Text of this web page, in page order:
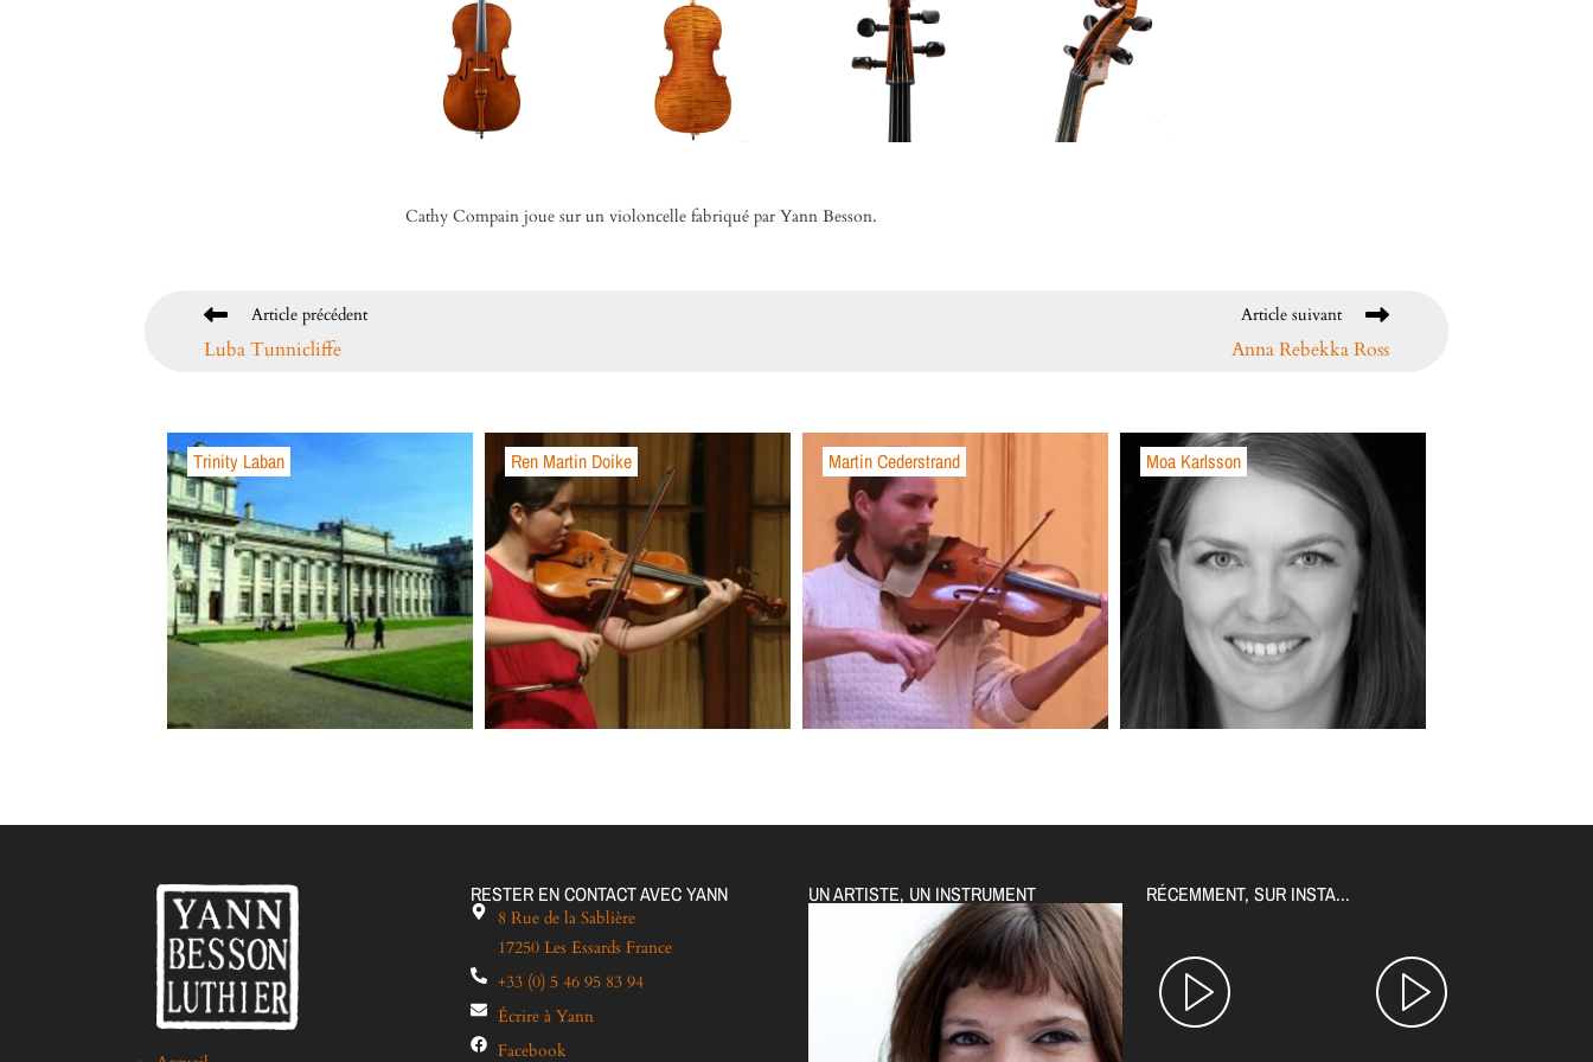
Cathy Compain joue sur un violoncelle fabriqué par Yann Besson.
Article précédent
Luba Tunnicliffe
Article suivant
Anna Rebekka Ross
Trinity Laban Ren Martin Doike Martin Cederstrand Moa Karlsson
RESTER EN CONTACT AVEC YANN
8 Rue de la Sablière
17250 Les Essards France
+33 (0) 5 46 95 83 94
Écrire à Yann
Facebook
UN ARTISTE, UN INSTRUMENT RÉCEMMENT, SUR INSTA...